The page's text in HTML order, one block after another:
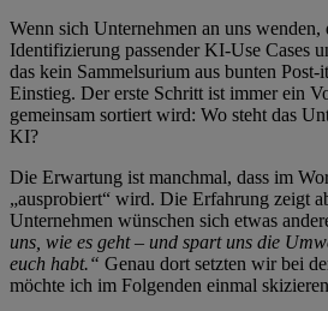
Wenn sich Unternehmen an uns
Identifizierung passender KI-Use Cases
das kein Sammelsurium aus bunten Post-
Einstieg. Der erste Schritt ist immer ein
gemeinsam sortiert wird: Wo steht das
KI?
Die Erwartung ist manchmal, dass im
„ausprobiert“ wird. Die Erfahrung zeigt
Unternehmen wünschen sich etwas
uns, wie es geht – und spart uns die
euch habt.“ Genau dort setzten wir bei
möchte ich im Folgenden einmal